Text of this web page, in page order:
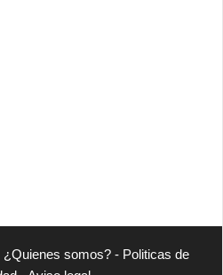
¿Quienes somos? - Politicas de